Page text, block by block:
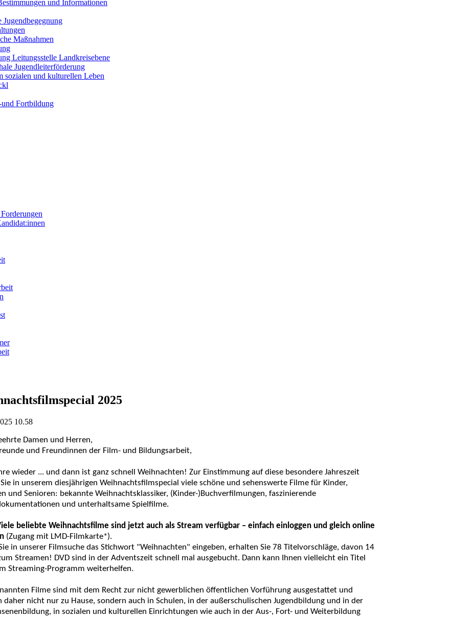
und Informationen
Jugendbegegnung
Maßnahmen
Leitungsstelle Landkreisebene
Jugendleiterförderung
sozialen und kulturellen Leben
und Fortbildung
2025
10.58
Damen und Herren,
und Freundinnen der Film- und Bildungsarbeit,
wieder ... und dann ist ganz schnell Weihnachten! Zur Einstimmung auf diese besondere Jahreszeit
in unserem diesjährigen Weihnachtsfilmspecial viele schöne und sehenswerte Filme für Kinder,
und Senioren: bekannte Weihnachtsklassiker, (Kinder-)Buchverfilmungen, faszinierende
und unterhaltsame Spielfilme.
beliebte Weihnachtsfilme sind jetzt auch als Stream verfügbar – einfach einloggen und gleich online
(Zugang mit LMD-Filmkarte*).
in unserer Filmsuche das Stichwort "Weihnachten" eingeben, erhalten Sie 78 Titelvorschläge, davon 14
Streamen! DVD sind in der Adventszeit schnell mal ausgebucht. Dann kann Ihnen vielleicht ein Titel
Streaming-Programm weiterhelfen.
Filme sind mit dem Recht zur nicht gewerblichen öffentlichen Vorführung ausgestattet und
daher nicht nur zu Hause, sondern auch in Schulen, in der außerschulischen Jugendbildung und in der
in sozialen und kulturellen Einrichtungen wie auch in der Aus-, Fort- und Weiterbildung